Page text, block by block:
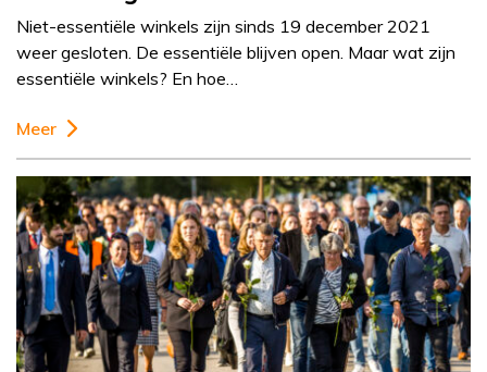
Niet-essentiële winkels zijn sinds 19 december 2021
weer gesloten. De essentiële blijven open. Maar wat zijn
essentiële winkels? En hoe…
Meer